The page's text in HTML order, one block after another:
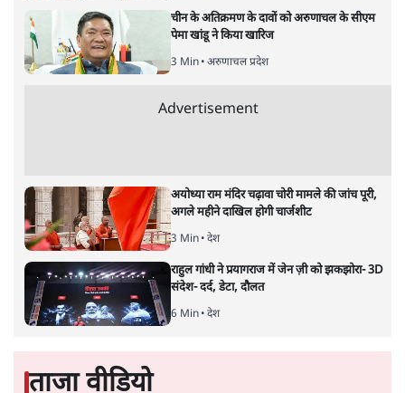
चीन के अतिक्रमण के दावों को अरुणाचल के सीएम
पेमा खांडू ने किया खारिज
3 Min• अरुणाचल प्रदेश
Advertisement
अयोध्या राम मंदिर चढ़ावा चोरी मामले की जांच पूरी,
अगले महीने दाखिल होगी चार्जशीट
3 Min• देश
राहुल गांधी ने प्रयागराज में जेन ज़ी को झकझोरा- 3D
संदेश- दर्द, डेटा, दौलत
6 Min• देश
ताजा वीडियो